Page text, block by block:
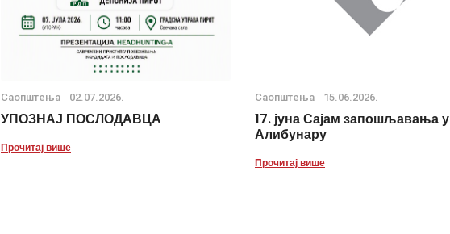
Саопштења 02.07.2026.
УПОЗНАЈ ПОСЛОДАВЦА
Прочитај више
Саопштења 15.06.2026.
17. јуна Сајам запошљавања у
Алибунару
Прочитај више